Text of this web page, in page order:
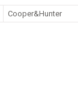
Cooper&Hunter